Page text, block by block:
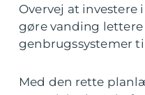
Overvej at investere
gøre vanding
genbrugssystemer
Med den rette